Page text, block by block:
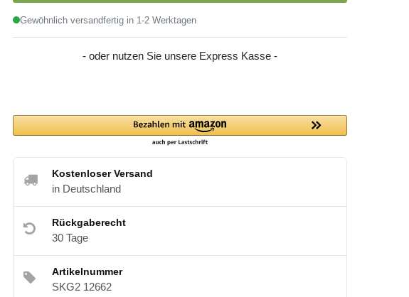
Gewöhnlich versandfertig in 1-2 Werktagen
- oder nutzen Sie unsere Express Kasse -
Kostenloser Versand
in Deutschland
Rückgaberecht
30 Tage
Artikelnummer
SKG2 12662